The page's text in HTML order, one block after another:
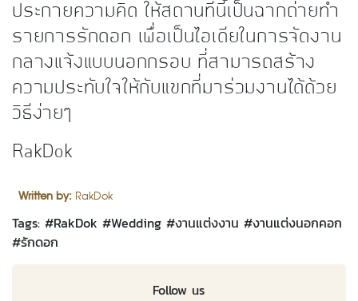
ประกายความคิด ให้สถานที่นี้เป็นฉากถ่ายทำ
รายการรักดอก เพื่อเป็นไอเดียในการจัดงาน
กลางแจ้งแบบนอกกรอบ ที่สามารถสร้าง
ความประทับใจให้กับแขกที่มาร่วมงานได้ด้วย
วิธีง่ายๆ
RakDok
Written by: RakDok
Tags: #RakDok #Wedding #งานแต่งงาน #งานแต่งนอกคอก
#รักดอก
Follow us